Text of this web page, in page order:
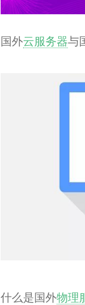
国外云服务器与
什么是国外物理